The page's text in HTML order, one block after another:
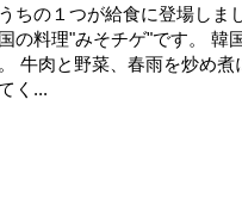
ちの１つが給食に登場しま
の料理"みそチゲ"です。 韓
牛肉と野菜、春雨を炒め
く...